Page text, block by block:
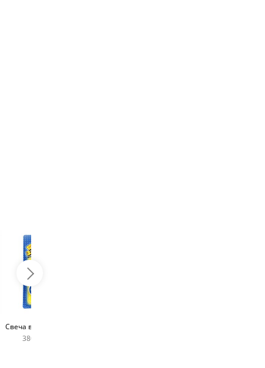
Свеча в виде цифры
380 руб шт